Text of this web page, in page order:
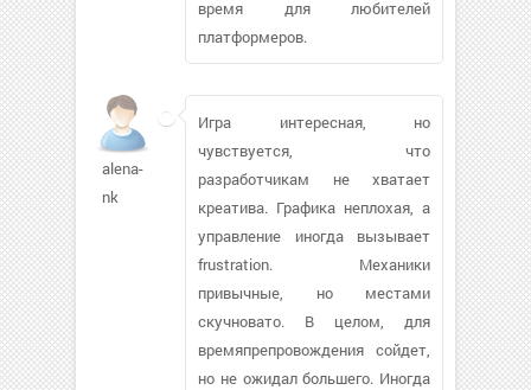
время для любителей
платформеров.
alena-
nk
Игра интересная, но
чувствуется, что
разработчикам не хватает
креатива. Графика неплохая, а
управление иногда вызывает
frustration. Механики
привычные, но местами
скучновато. В целом, для
времяпрепровождения сойдет,
но не ожидал большего. Иногда